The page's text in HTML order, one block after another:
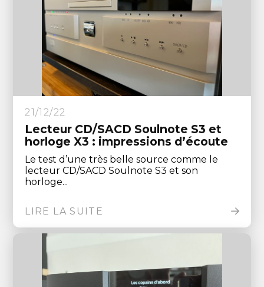
21/12/22
Lecteur CD/SACD Soulnote S3 et
horloge X3 : impressions d’écoute
Le test d’une très belle source comme le
lecteur CD/SACD Soulnote S3 et son
horloge...
LIRE LA SUITE